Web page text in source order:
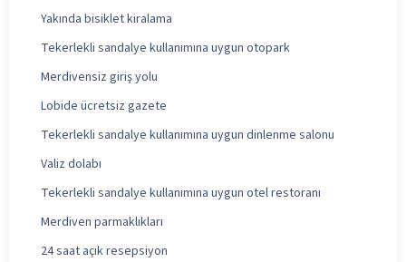
Yakında bisiklet kiralama
Tekerlekli sandalye kullanımına uygun otopark
Merdivensiz giriş yolu
Lobide ücretsiz gazete
Tekerlekli sandalye kullanımına uygun dinlenme salonu
Valiz dolabı
Tekerlekli sandalye kullanımına uygun otel restoranı
Merdiven parmaklıkları
24 saat açık resepsiyon